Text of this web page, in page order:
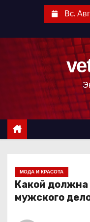
с
Вс.
МОДА И КРАСОТА
Какой должна
мужского